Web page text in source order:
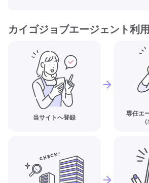
カイゴジョブエージェント利
当サイトへ登録
専任エ